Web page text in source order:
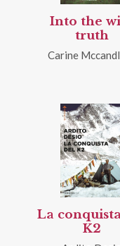
Into the
truth
Carine
La
K2